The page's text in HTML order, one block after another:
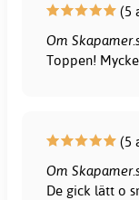
(5
Om
Toppen!
(5
Om
De gick lätt o